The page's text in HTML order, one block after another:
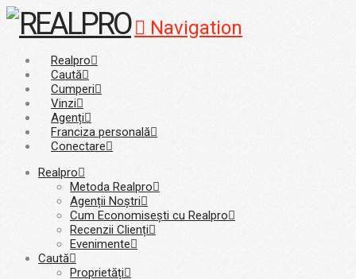
Navigation
Realpro
Caută
Cumperi
Vinzi
Agenți
Franciza personală
Conectare
Realpro
Metoda Realpro
Agenții Noștri
Cum Economisești cu Realpro
Recenzii Clienți
Evenimente
Caută
Proprietăți